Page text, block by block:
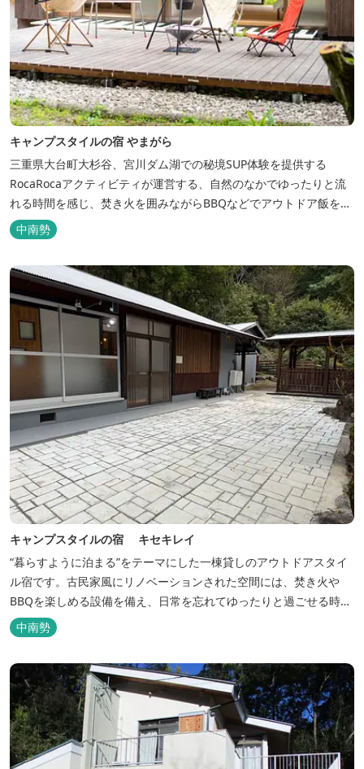
キャンプスタイルの宿 やまがら
三重県大台町大杉谷、宮川ダム湖での秘境SUP体験を提供する
RocaRocaアクティビティが運営する、自然のなかでゆったりと流
れる時間を感じ、焚き火を囲みながらBBQなどでアウトドア飯を愉
しめる宿。 ベッドルーム以外でも、満点の星空を眺めながらテント
を張って寝ることもできるキャンプスタイルでおもいおもいのひと
中南勢
キャンプスタイルの宿 キセキレイ
“暮らすように泊まる”をテーマにした一棟貸しのアウトドアスタイ
ル宿です。古民家風にリノベーションされた空間には、焚き火や
BBQを楽しめる設備を備え、日常を忘れてゆったりと過ごせる時間
が広がります。ペット同伴も可能で、愛犬と一緒に自然を満喫でき
るのも魅力です。 【営業時間】 チェックイン 15：00（早めのチ
ェックインご希望は予約時に要相談） チェックアウト 9：00
【定...
中南勢